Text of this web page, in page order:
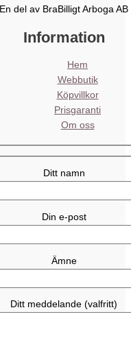
En del av BraBilligt Arboga AB
Information
Hem
Webbutik
Köpvillkor
Prisgaranti
Om oss
Ditt namn
Din e-post
Ämne
Ditt meddelande (valfritt)